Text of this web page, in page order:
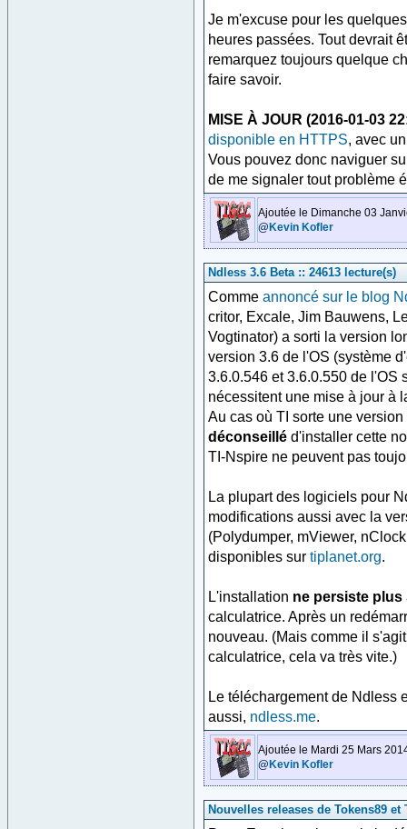
Je m'excuse pour les
heures passées. Tout devrait
remarquez toujours quelque
faire savoir.
MISE À JOUR (2016-01-03
disponible en HTTPS, avec
Vous pouvez donc naviguer
de me signaler tout problème
Ajoutée le Dimanche 03
@ Kevin Kofler
Ndless 3.6 Beta :: 24613 lecture(s)
Comme annoncé sur le blog
critor, Excale, Jim Bauwens,
Vogtinator) a sorti la version
version 3.6 de l'OS (système
3.6.0.546 et 3.6.0.550 de l'OS
nécessitent une mise à jour à
Au cas où TI sorte une
déconseillé d'installer cette
TI-Nspire ne peuvent pas
La plupart des logiciels pour
modifications aussi avec la
(Polydumper, mViewer,
disponibles sur tiplanet.org.
L'installation ne persiste plus
calculatrice. Après un
nouveau. (Mais comme il
calculatrice, cela va très vite.)
Le téléchargement de Ndless
aussi, ndless.me.
Ajoutée le Mardi 25 Mars
@ Kevin Kofler
Nouvelles releases de Tokens89 et